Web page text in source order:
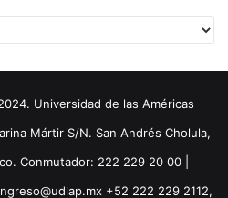
Universidad de las Américas
Mártir S/N. San Andrés Cholula,
Conmutador: 222 229 20 00 |
+52 222 229 2112,